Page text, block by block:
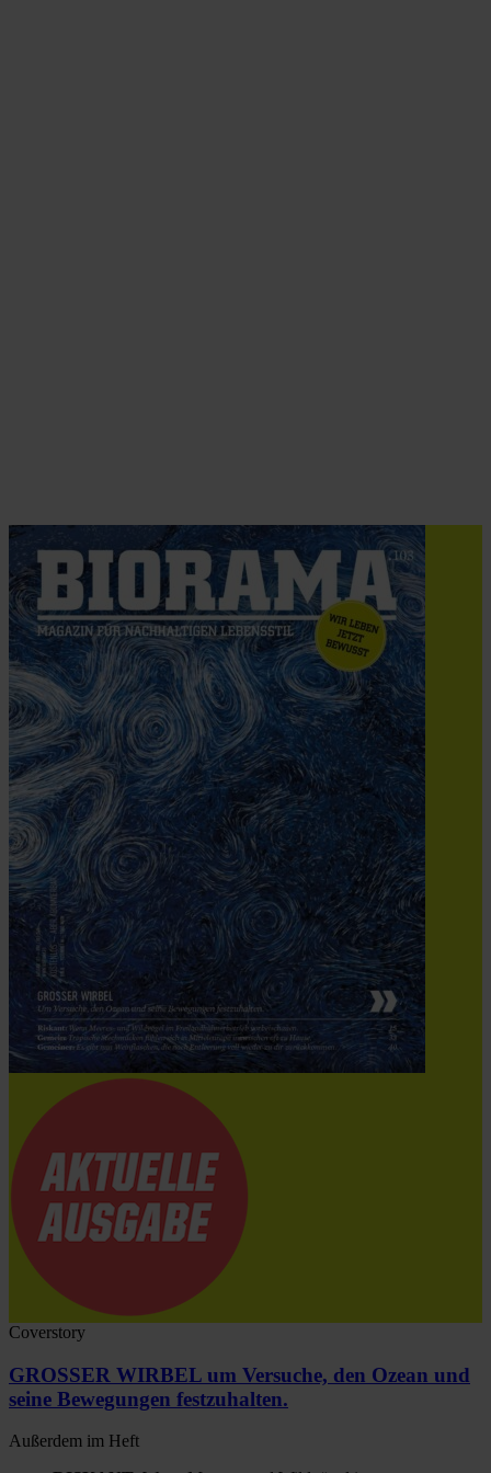
Coverstory
GROSSER WIRBEL um Versuche, den Ozean und
seine Bewegungen festzuhalten.
Außerdem im Heft